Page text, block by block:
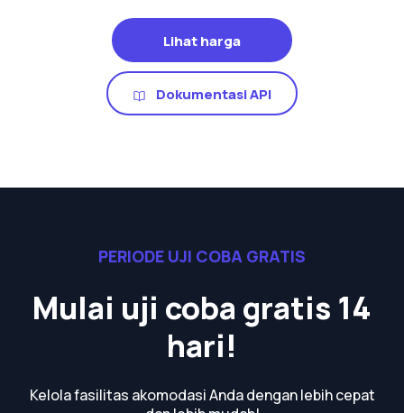
Lihat harga
Dokumentasi API
PERIODE UJI COBA GRATIS
Mulai uji coba gratis 14
hari!
Kelola fasilitas akomodasi Anda dengan lebih cepat